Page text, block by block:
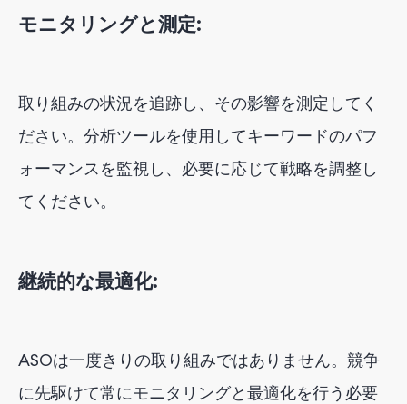
モニタリングと測定:
取り組みの状況を追跡し、その影響を測定してく
ださい。分析ツールを使用してキーワードのパフ
ォーマンスを監視し、必要に応じて戦略を調整し
てください。
継続的な最適化:
ASOは一度きりの取り組みではありません。競争
に先駆けて常にモニタリングと最適化を行う必要